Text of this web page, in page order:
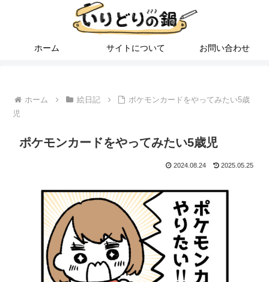
ホーム サイトについて お問い合わせ
ホーム 絵日記
ポケモンカードをやってみたい5歳
児
ポケモンカードをやってみたい5歳児
2024.08.24 2025.05.25